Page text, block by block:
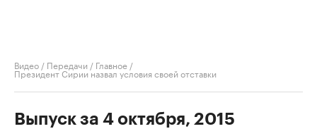
Видео / Передачи / Главное /
Президент Сирии назвал условия своей отставки
Выпуск за 4 октября, 2015